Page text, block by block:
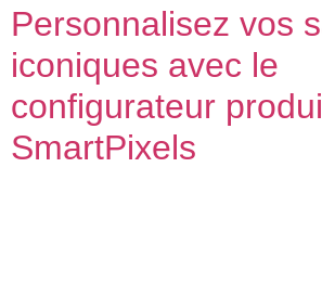
Personnalisez vos
iconiques avec le
configurateur
SmartPixels